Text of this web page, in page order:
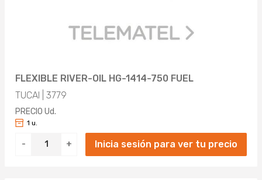
FLEXIBLE RIVER-OIL HG-1414-750 FUEL
TUCAI | 3779
PRECIO Ud.
- +
1 u.
Inicia sesión para ver tu precio